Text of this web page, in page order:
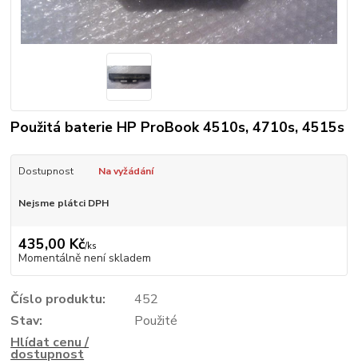
Použitá baterie HP ProBook 4510s, 4710s, 4515s
Dostupnost Na vyžádání
Nejsme plátci DPH
435,00 Kč/ks
Momentálně není skladem
Číslo produktu:
452
Stav:
Použité
Hlídat cenu /
dostupnost